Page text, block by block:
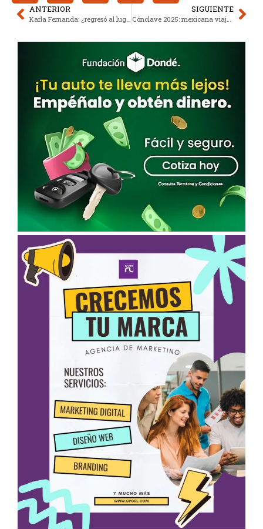
ANTERIOR
Karla Fernanda: ¿regresó al lugar del crimen tras su absolución?
SIGUIENTE
Cónclave 2025: mexicana viaja al Vaticano para ver al nuevo Papa